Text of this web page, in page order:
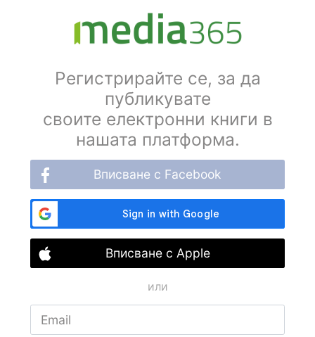
Регистрирайте се, за да
публикувате
своите електронни книги в
нашата платформа.
Вписване с Facebook
Вписване с Apple
или